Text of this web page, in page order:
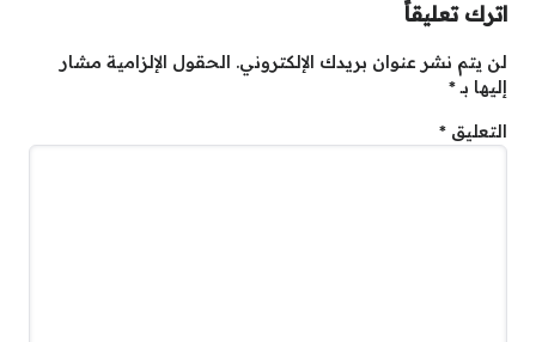
اترك تعليقاً
لن يتم نشر عنوان بريدك الإلكتروني. الحقول الإلزامية مشار
إليها بـ*
التعليق *